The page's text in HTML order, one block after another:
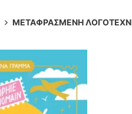
ΜΕΤΑΦΡΑΣΜΕΝΗ